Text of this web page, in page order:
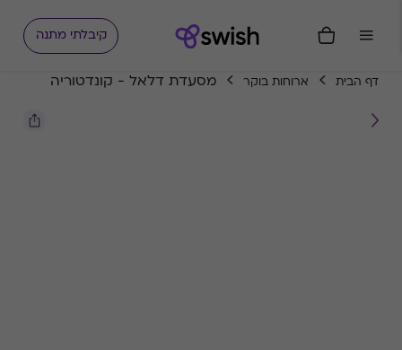
קיבלתי מתנה
דף הבית ארוחות בוקר מסעדת דלאל - קונדטוריה